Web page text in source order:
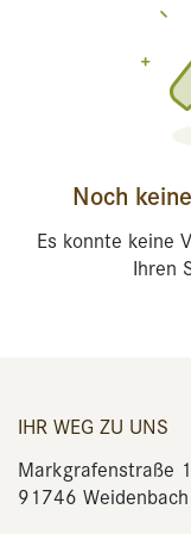
Noch
Es konnte keine
Ihren
IHR WEG ZU UNS
Markgrafenstraße
91746 Weidenbach